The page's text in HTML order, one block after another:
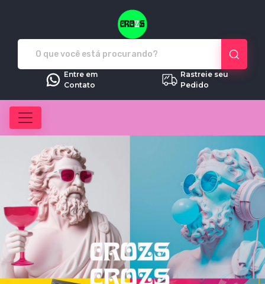
Crozs - Camisetas e produtos
Entre em
Contato
Rastreie seu
Pedido